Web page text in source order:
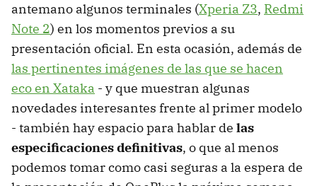
antemano algunos terminales (Xperia Z3, Redmi
Note 2) en los momentos previos a su
presentación oficial. En esta ocasión, además de
las pertinentes imágenes de las que se hacen
eco en Xataka - y que muestran algunas
novedades interesantes frente al primer modelo
- también hay espacio para hablar de las
especificaciones definitivas, o que al menos
podemos tomar como casi seguras a la espera de